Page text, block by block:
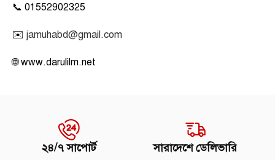
📞 01552902325
✉️ jamuhabd@gmail.com
🌐 www.darulilm.net
২৪/৭ সাপোর্ট সারাদেশে ডেলিভারি